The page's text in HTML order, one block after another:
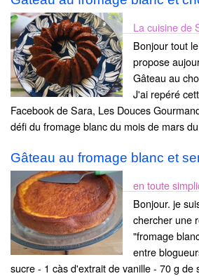
La cuisine de
Bonjour tout
propose
Gâteau au
J'ai repéré
Facebook de Sara, Les Douces
défi du fromage blanc du mois de mars
Gâteau au fromage blanc et
en toute
Bonjour. je
chercher une
"fromage
entre
sucre - 1 càs d'extrait de vanille - 70 g de